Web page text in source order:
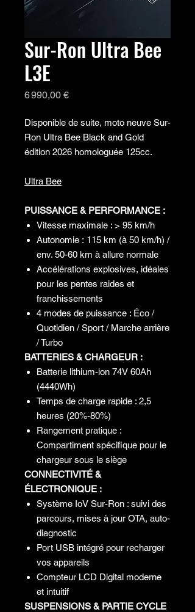
Sur-Ron Ultra Bee
L3E
6 990,00 €Prix
Disponible de suite, moto neuve Sur-
Ron Ultra Bee Black and Gold
édition 2026 homologuée 125cc.
Ultra Bee
PUISSANCE & PERFORMANCE :
Vitesse maximale : > 95 km/h
Autonomie : 115 km (à 50 km/h) /
env. 50-60 km à allure normale
Accélérations explosives, idéales
pour les pentes raides et
franchissements
4 modes de puissance : Éco /
Quotidien / Sport / Marche arrière
/ Turbo
BATTERIES & CHARGEUR :
Batterie lithium-ion 74V 60Ah
(4440Wh)
Temps de charge rapide : 2,5
heures (20%-80%)
Rangement pratique :
Compartiment spécifique pour le
chargeur sous le siège
CONNECTIVITÉ &
ÉLECTRONIQUE :
Système IoV Sur-Ron : suivi des
parcours, mises à jour OTA, auto-
diagnostic
Port USB intégré pour recharger
vos appareils
Compteur LCD Digital moderne
et intuitif
SUSPENSIONS & PARTIE CYCLE